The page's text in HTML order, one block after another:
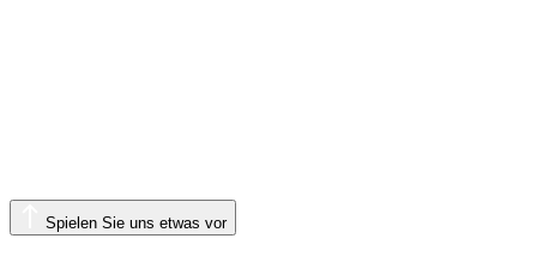
Spielen Sie uns etwas vor